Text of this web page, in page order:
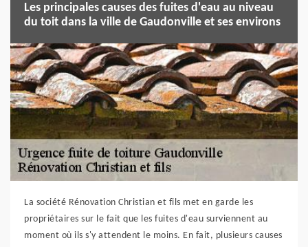
Les principales causes des fuites d'eau au niveau
du toit dans la ville de Gaudonville et ses environs
La société Rénovation Christian et fils met en garde les
propriétaires sur le fait que les fuites d'eau surviennent au
moment où ils s'y attendent le moins. En fait, plusieurs causes